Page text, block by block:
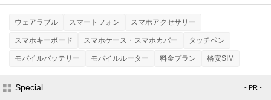
ウェアラブル スマートフォン スマホアクセサリー
スマホキーボード スマホケース・スマホカバー タッチペン
モバイルバッテリー モバイルルーター 料金プラン 格安SIM
Special - PR -